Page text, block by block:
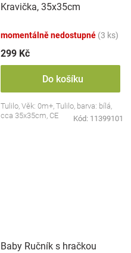
Kravička, 35x35cm
momentálně nedostupné (3 ks)
299 Kč
Do košíku
Tulilo, Věk: 0m+, Tulilo, barva: bílá,
cca 35x35cm, CE
Kód: 11399101
Baby Ručník s hračkou